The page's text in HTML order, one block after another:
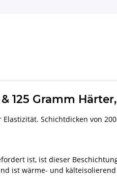
125 Gramm Härter,
Schichtdicken von
ist, ist dieser
ist wärme- und